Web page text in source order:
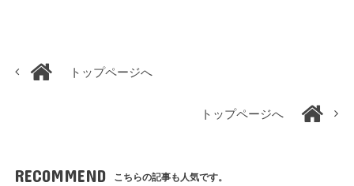
トップページへ
トップページへ
RECOMMEND こちらの記事も人気です。